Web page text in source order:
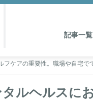
記事一覧
フケアの重要性。職場や自宅
タルヘルスに